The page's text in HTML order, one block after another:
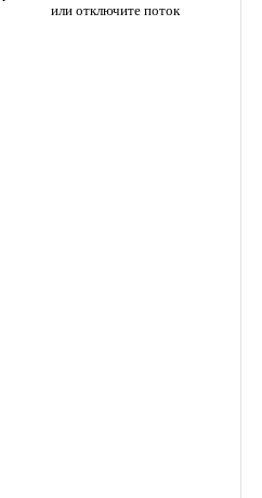
или отключите поток